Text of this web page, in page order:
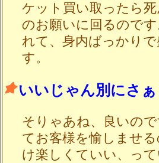
ケット買い取ったら
のお願いに回るので
れて、身内ばっかり
す。
いいじゃん別にさぁ
そりゃあね、良いの
てお客様を愉しませ
け楽しくていい、っ